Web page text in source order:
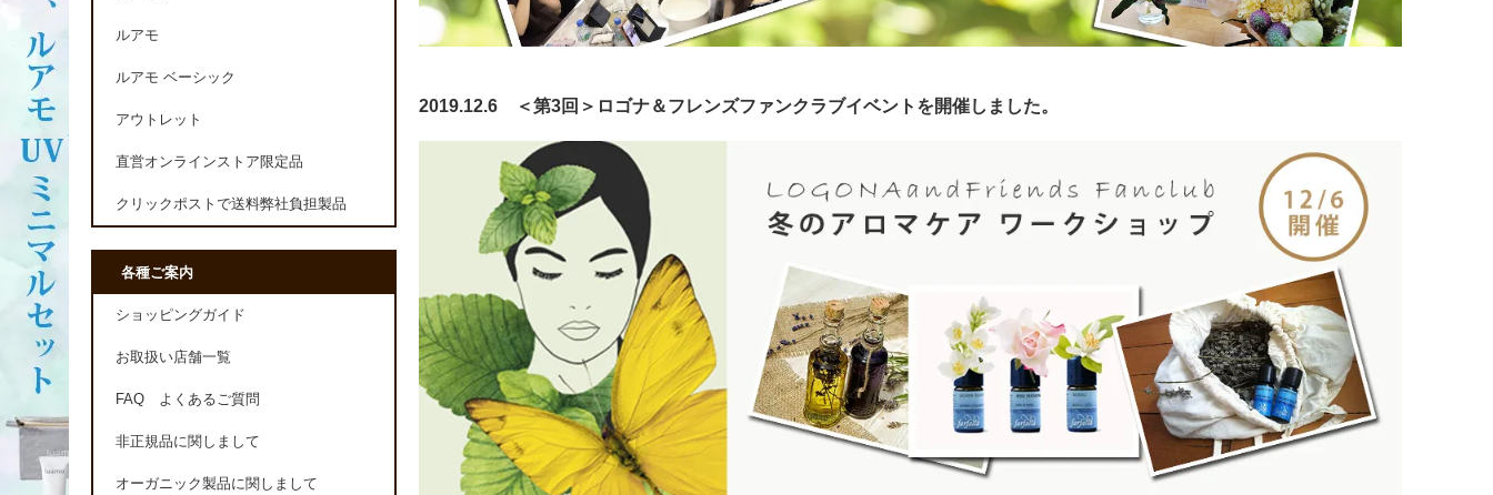
2019.12.6 ＜第3回＞ロゴナ＆フレンズファンクラブイベントを開催しました。
ルアモ
ルアモ ベーシック
アウトレット
直営オンラインストア限定品
クリックポストで送料弊社負担製品
各種ご案内
ショッピングガイド
お取扱い店舗一覧
FAQ よくあるご質問
非正規品に関しまして
オーガニック製品に関しまして